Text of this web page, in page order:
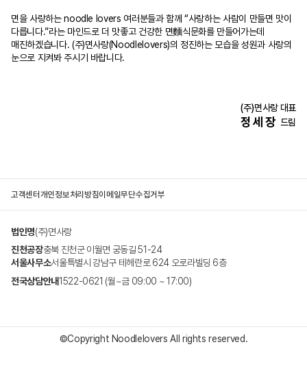
면을 사랑하는 noodle lovers 여러분들과 함께 “사랑하는 사람이 만들면 맛이
다릅니다.”라는 마인드로 더 맛좋고 건강한 면麵식문화를 만들어가는데
매진하겠습니다. (주)면사랑(Noodlelovers)의 정진하는 모습을 성원과 사랑의
눈으로 지켜봐 주시기 바랍니다.
(주)면사랑 대표
정 세 장 드림
고객센터개인정보처리방침이메일무단수집거부
법인명(주)면사랑
진천공장충북 진천군 이월면 궁동길 51-24
서울사무소서울특별시 강남구 테헤란로 624 오로라빌딩 6층
전국상담안내1522-0621 (월~금 09:00 ~ 17:00)
©Copyright Noodlelovers All rights reserved.